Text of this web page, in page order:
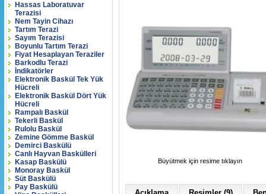
Hassas Laboratuvar
Terazisi
Nem Tayin Cihazı
Tartım Terazi
Sayım Terazisi
Boyunlu Tartım Terazi
Fiyat Hesaplayan Teraziler
Barkodlu Terazi
İndikatörler
Elektronik Baskül Tek Yük
Hücreli
Elektronik Baskül Dört Yük
Hücreli
Rampalı Baskül
Tekerli Baskül
Rulolu Baskül
Zemine Gömme Baskül
Demirci Baskülü
Canlı Hayvan Baskülleri
Kasap Baskülü
Monoray Baskül
Süt Baskülü
Pay Baskülü
Büyütmek için resime tıklayın